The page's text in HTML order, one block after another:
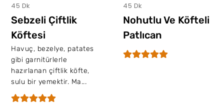
45 Dk
Sebzeli Çiftlik
Köftesi
Havuç, bezelye, patates
gibi garnitürlerle
hazırlanan çiftlik köfte,
sulu bir yemektir. Ma...
45 Dk
Nohutlu Ve Köfteli
Patlıcan